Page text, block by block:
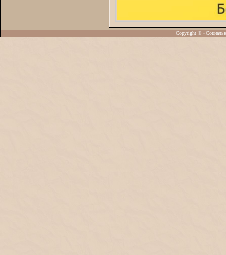
Copyright ©